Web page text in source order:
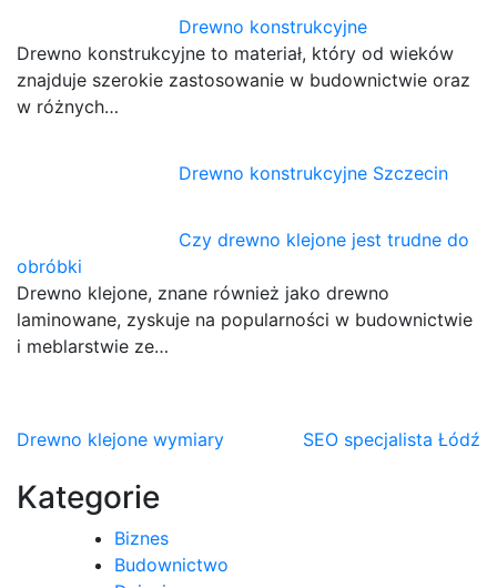
Drewno konstrukcyjne
Drewno konstrukcyjne to materiał, który od wieków
znajduje szerokie zastosowanie w budownictwie oraz
w różnych…
Drewno konstrukcyjne Szczecin
Czy drewno klejone jest trudne do
obróbki
Drewno klejone, znane również jako drewno
laminowane, zyskuje na popularności w budownictwie
i meblarstwie ze…
Nawigacja
wpisu
Drewno klejone wymiary SEO specjalista Łódź
Kategorie
Biznes
Budownictwo